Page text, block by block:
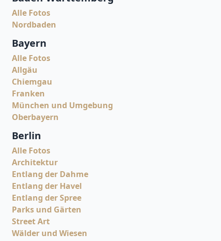
Alle Fotos
Nordbaden
Bayern
Alle Fotos
Allgäu
Chiemgau
Franken
München und Umgebung
Oberbayern
Berlin
Alle Fotos
Architektur
Entlang der Dahme
Entlang der Havel
Entlang der Spree
Parks und Gärten
Street Art
Wälder und Wiesen